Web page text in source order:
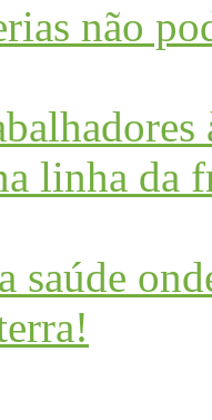
não
linha da
saúde